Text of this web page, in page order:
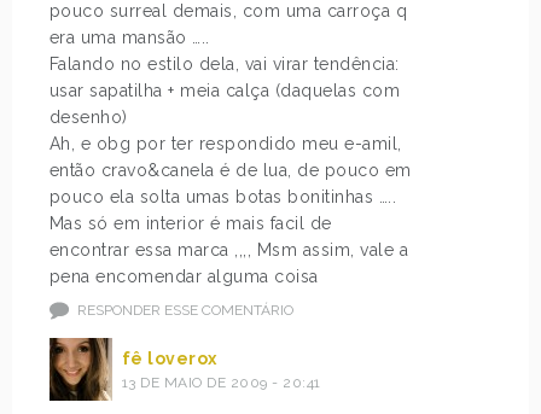
pouco surreal demais, com uma carroça q
era uma mansão …..
Falando no estilo dela, vai virar tendência:
usar sapatilha + meia calça (daquelas com
desenho)
Ah, e obg por ter respondido meu e-amil,
então cravo&canela é de lua, de pouco em
pouco ela solta umas botas bonitinhas …..
Mas só em interior é mais facil de
encontrar essa marca ,,,, Msm assim, vale a
pena encomendar alguma coisa
RESPONDER ESSE COMENTÁRIO
fê loverox
13 DE MAIO DE 2009 - 20:41